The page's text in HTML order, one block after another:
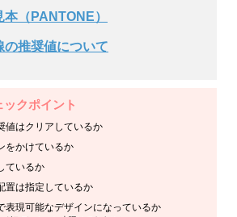
本（PANTONE）
の推奨値について
ックポイント
値はクリアしているか
をかけているか
ているか
置は指定しているか
表現可能なデザインになっているか